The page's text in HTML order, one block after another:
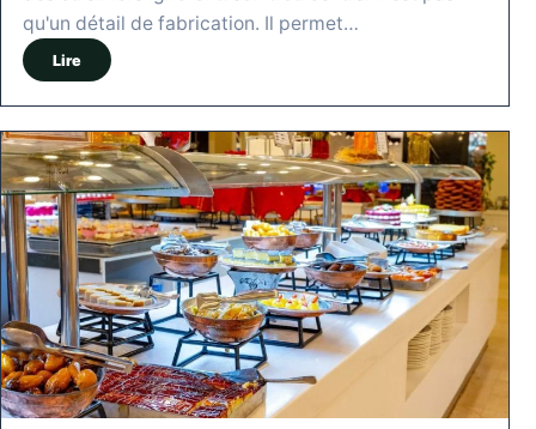
qu'un détail de fabrication. Il permet…
Lire